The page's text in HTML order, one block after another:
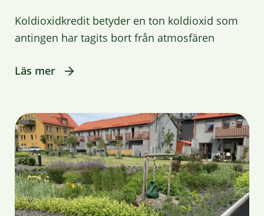
Koldioxidkredit betyder en ton koldioxid som
antingen har tagits bort från atmosfären
Läs mer